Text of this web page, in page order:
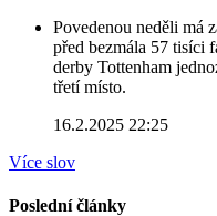
Povedenou neděli má
před bezmála 57 tisíci
derby Tottenham
třetí místo.
16.2.2025 22:25
Více slov
Poslední články